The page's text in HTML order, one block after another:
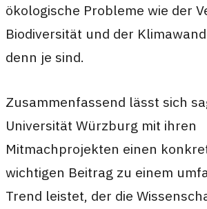
ökologische Probleme wie der
Biodiversität und der
denn je sind.
Zusammenfassend lässt sich
Universität Würzburg mit ihren
Mitmachprojekten einen
wichtigen Beitrag zu einem
Trend leistet, der die